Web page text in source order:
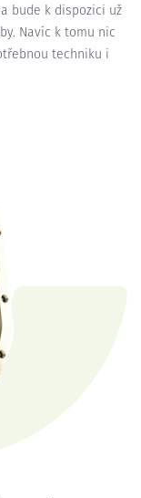
bude k dispozici už
Navíc k tomu nic
techniku i